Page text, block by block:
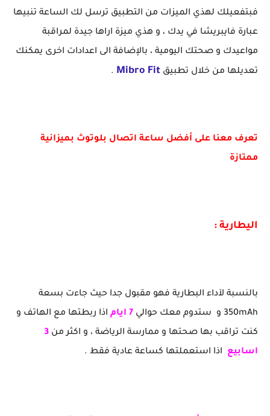
فبتفعيلك لهذي الميزات من التطبيق ترسل لك الساعة تنبيها
عبارة فايبريشا في يدك ، و هذي ميزة اراها جيدة لمراقبة
مواعيدك و صحتك اليومية ، بالإضافة الى اعدادات اخرى يمكنك
تعديلها من خلال تطبيق Mibro Fit
.
تعرف معنا على أفضل ساعة اتصال بلوتوث بميزانية
ممتازة
اليطارية :
بالنسبة لآداء البطارية فهو مقبول جدا حيث جاءت بسعة
350mAh و ستدوم معك حوالي
7 ايام اذا ربطتها مع الهاتف و
كنت تراقب بها صحتها و ممارسة الرياضة ، و اكثر من 3
اسابيع اذا استعملتها كساعة عادية فقط .